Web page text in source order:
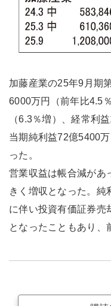
加藤産業の25年9月期
6000万円（前年比4.5
（6.3％増）、経常利
当期純利益72億5400
った。
営業収益は帳合減があ
きく増収となった。純
に伴い投資有価証券売
となったこともあり、